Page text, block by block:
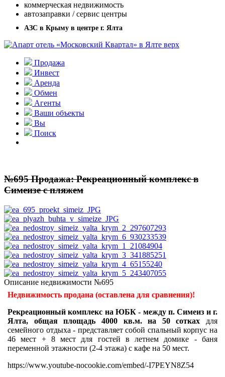
коммерческая недвижимость
автозаправки / сервис центры
АЗС в Крыму в центре г. Ялта
Продажа
Инвест
Аренда
Обмен
Агенты
Ваши объекты
Вы
Поиск
№695 Продажа: Рекреационный комплекс в
Симеизе с пляжем
Описание недвижимости №695
Недвижимость продана (оставлена для сравнения)!
Рекреационный комплекс на ЮБК - между п. Симеиз и г.
Ялта, общая площадь 4000 кв.м. на 50 сотках для
семейного отдыха - представляет собой спальный корпус на
46 мест + 8 мест для гостей в летнем домике - баня
переменной этажности (2-4 этажа) с кафе на 50 мест.
https://www.youtube-nocookie.com/embed/-I7PEYN8Z54